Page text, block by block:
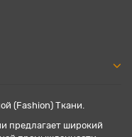
(Fashion) Ткани.
предлагает широкий